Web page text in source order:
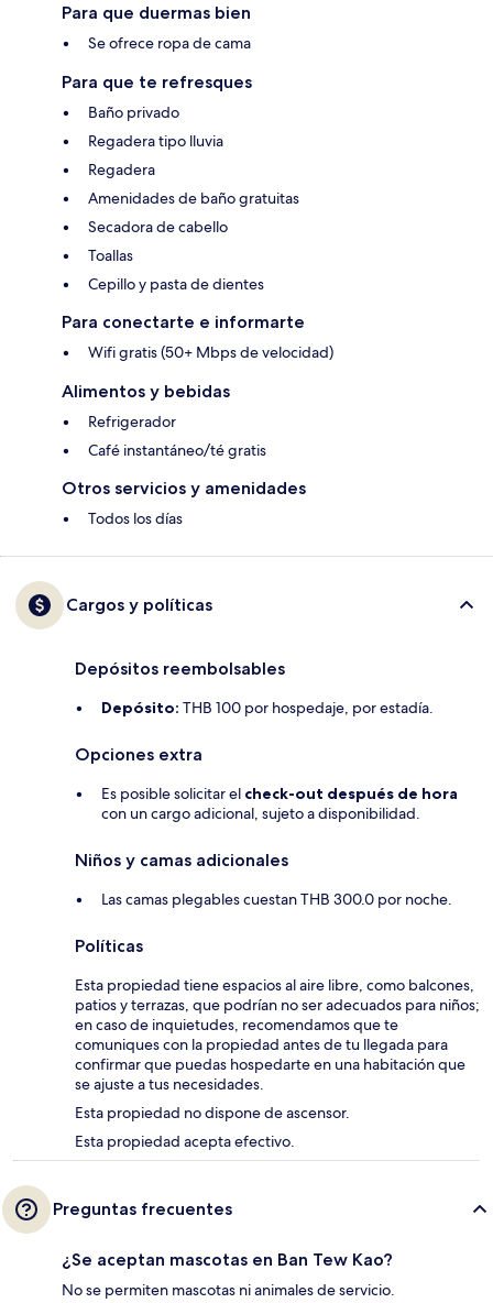
Para que duermas bien
Se ofrece ropa de cama
Para que te refresques
Baño privado
Regadera tipo lluvia
Regadera
Amenidades de baño gratuitas
Secadora de cabello
Toallas
Cepillo y pasta de dientes
Para conectarte e informarte
Wifi gratis (50+ Mbps de velocidad)
Alimentos y bebidas
Refrigerador
Café instantáneo/té gratis
Otros servicios y amenidades
Todos los días
Cargos y políticas
Depósitos reembolsables
Depósito: THB 100 por hospedaje, por estadía.
Opciones extra
Es posible solicitar el check-out después de hora
con un cargo adicional, sujeto a disponibilidad.
Niños y camas adicionales
Las camas plegables cuestan THB 300.0 por noche.
Políticas
Esta propiedad tiene espacios al aire libre, como balcones,
patios y terrazas, que podrían no ser adecuados para niños;
en caso de inquietudes, recomendamos que te
comuniques con la propiedad antes de tu llegada para
confirmar que puedas hospedarte en una habitación que
se ajuste a tus necesidades.
Esta propiedad no dispone de ascensor.
Esta propiedad acepta efectivo.
Preguntas frecuentes
¿Se aceptan mascotas en Ban Tew Kao?
No se permiten mascotas ni animales de servicio.